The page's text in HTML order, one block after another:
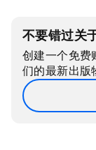
不要错过关
创建一个免费
们的最新出版